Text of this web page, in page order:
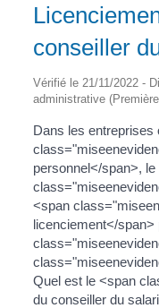
conseiller
Vérifié le 21/11/2022 -
administrative
Dans les entreprises
personnel</span>,
<span
licenciement</
Quel est le <span
du conseiller du